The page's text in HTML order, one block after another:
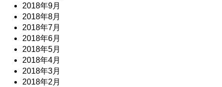
2018年9月
2018年8月
2018年7月
2018年6月
2018年5月
2018年4月
2018年3月
2018年2月